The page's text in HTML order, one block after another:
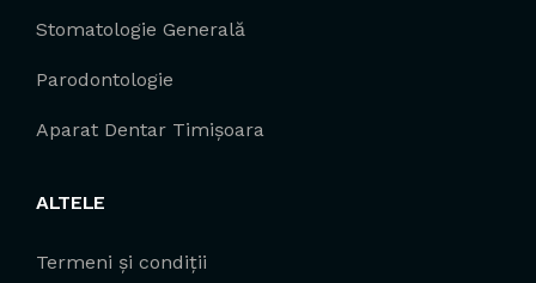
Stomatologie Generală
Parodontologie
Aparat Dentar Timișoara
ALTELE
Termeni și condiții